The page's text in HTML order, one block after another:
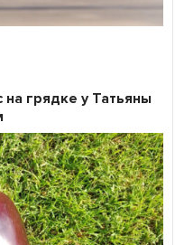
грядке у Татьяны